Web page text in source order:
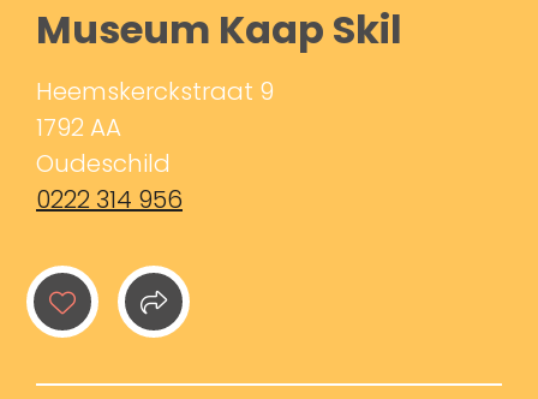
Museum Kaap Skil
Heemskerckstraat 9
1792 AA
Oudeschild
0222 314 956